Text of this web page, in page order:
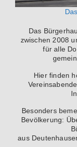
Das
zwischen 2008
für alle
Hier finden
Besonders
Bevölkerung:
aus